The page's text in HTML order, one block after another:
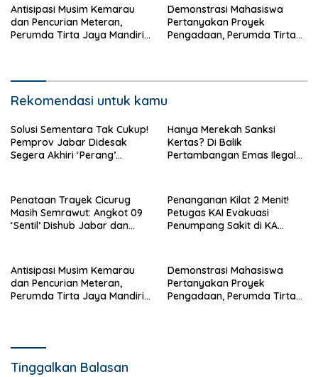
Antisipasi Musim Kemarau
dan Pencurian Meteran,
Perumda Tirta Jaya Mandiri
Demonstrasi Mahasiswa
Pertanyakan Proyek
Pengadaan, Perumda Tirta
Rekomendasi untuk kamu
Solusi Sementara Tak Cukup!
Pemprov Jabar Didesak
Segera Akhiri ‘Perang’
Hanya Merekah Sanksi
Kertas? Di Balik
Pertambangan Emas Ilegal
Penataan Trayek Cicurug
Masih Semrawut: Angkot 09
‘Sentil’ Dishub Jabar dan
Penanganan Kilat 2 Menit!
Petugas KAI Evakuasi
Penumpang Sakit di KA
Antisipasi Musim Kemarau
dan Pencurian Meteran,
Perumda Tirta Jaya Mandiri
Demonstrasi Mahasiswa
Pertanyakan Proyek
Pengadaan, Perumda Tirta
Tinggalkan Balasan